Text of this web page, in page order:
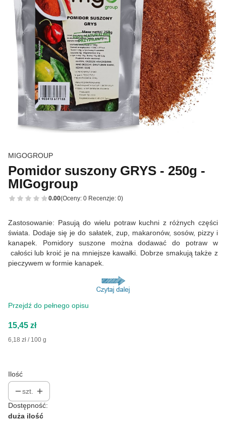
MIGOGROUP
Pomidor suszony GRYS - 250g -
MIGogroup
0.00(Oceny: 0 Recenzje: 0)
Zastosowanie: Pasują do wielu potraw kuchni z różnych części
świata. Dodaje się je do sałatek, zup, makaronów, sosów, pizzy i
kanapek. Pomidory suszone można dodawać do potraw w
całości lub kroić je na mniejsze kawałki. Dobrze smakują także z
pieczywem w formie kanapek.
Przejdź do pełnego opisu
Cena
15,45 zł
6,18 zł / 100 g
Ilość
szt.
Dostępność:
duża ilość